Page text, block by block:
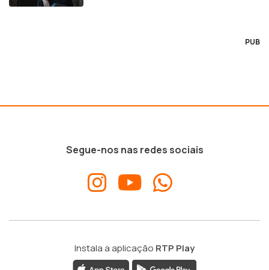
PUB
Segue-nos nas redes sociais
Instala a aplicação RTP Play